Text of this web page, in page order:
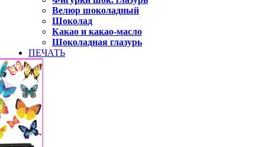
Велюр шоколадный
Шоколад
Какао и какао-масло
Шоколадная глазурь
ПЕЧАТЬ